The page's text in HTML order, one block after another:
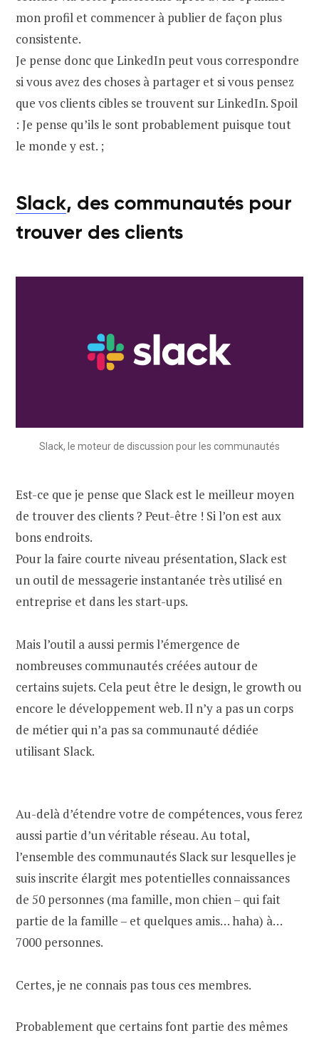
mon profil et commencer à publier de façon plus
consistente.
Je pense donc que LinkedIn peut vous correspondre
si vous avez des choses à partager et si vous pensez
que vos clients cibles se trouvent sur LinkedIn. Spoil
: Je pense qu’ils le sont probablement puisque tout
le monde y est. ;
Slack, des communautés pour
trouver des clients
Slack, le moteur de discussion pour les communautés
Est-ce que je pense que Slack est le meilleur moyen
de trouver des clients ? Peut-être ! Si l’on est aux
bons endroits.
Pour la faire courte niveau présentation, Slack est
un outil de messagerie instantanée très utilisé en
entreprise et dans les start-ups.
Mais l’outil a aussi permis l’émergence de
nombreuses communautés créées autour de
certains sujets. Cela peut être le design, le growth ou
encore le développement web. Il n’y a pas un corps
de métier qui n’a pas sa communauté dédiée
utilisant Slack.
Au-delà d’étendre votre de compétences, vous ferez
aussi partie d’un véritable réseau. Au total,
l’ensemble des communautés Slack sur lesquelles je
suis inscrite élargit mes potentielles connaissances
de 50 personnes (ma famille, mon chien – qui fait
partie de la famille – et quelques amis… haha) à…
7000 personnes.
Certes, je ne connais pas tous ces membres.
Probablement que certains font partie des mêmes